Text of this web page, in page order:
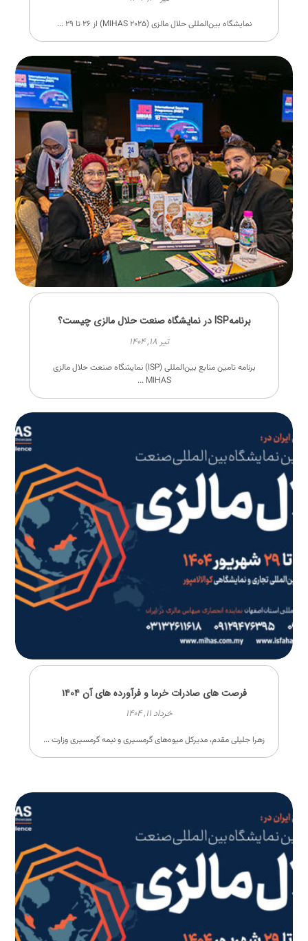
نمایشگاه بین‌المللی حلال مالزی (MIHAS ۲۰۲۵) از ۲۶ تا ۲۹ ...
برنامهISP در نمایشگاه صنعت حلال مالزی چیست؟
تیر ۱۸, ۱۴۰۴
برنامه تامین منابع بین‌المللی (ISP) نمایشگاه صنعت حلال مالزی
MIHAS ...
فرصت های صادرات خرما و فرآورده های آن ۱۴۰۴
خرداد ۱۱, ۱۴۰۴
زهرا جلیلی مقدم، مدیرکل میوه‌های گرمسیری و نیمه گرمسیری وزارت ...